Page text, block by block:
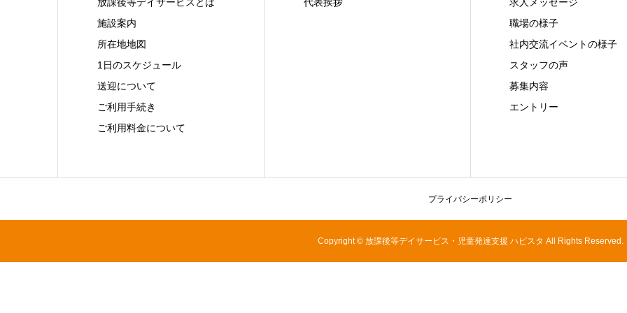
施設案内
所在地地図
1日のスケジュール
送迎について
ご利用手続き
ご利用料金について
職場の様子
社内交流イベントの様子
スタッフの声
募集内容
エントリー
プライバシーポリシー
Copyright © 放課後等デイサービス・児童発達支援 ハピスタ All Rights Reserved.